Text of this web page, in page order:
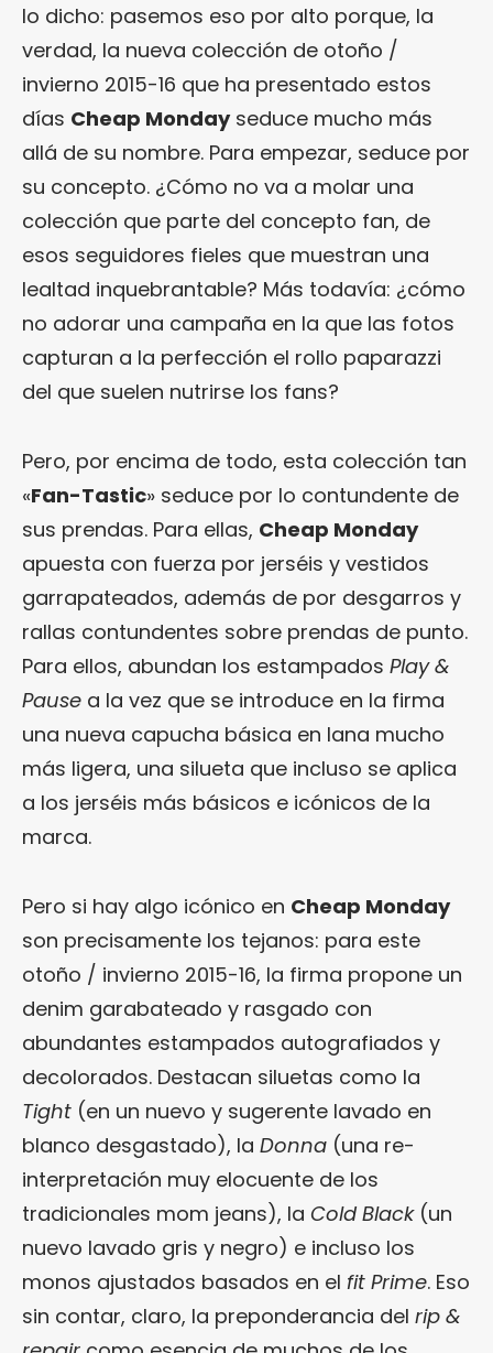
lo dicho: pasemos eso por alto porque, la
verdad, la nueva colección de otoño /
invierno 2015-16 que ha presentado estos
días Cheap Mondayseduce mucho más
allá de su nombre. Para empezar, seduce por
su concepto. ¿Cómo no va a molar una
colección que parte del concepto fan, de
esos seguidores fieles que muestran una
lealtad inquebrantable? Más todavía: ¿cómo
no adorar una campaña en la que las fotos
capturan a la perfección el rollo paparazzi
del que suelen nutrirse los fans?
Pero, por encima de todo, esta colección tan
«Fan-Tastic» seduce por lo contundente de
sus prendas. Para ellas, Cheap Monday
apuesta con fuerza por jerséis y vestidos
garrapateados, además de por desgarros y
rallas contundentes sobre prendas de punto.
Para ellos, abundan los estampados Play &
Pause a la vez que se introduce en la firma
una nueva capucha básica en lana mucho
más ligera, una silueta que incluso se aplica
a los jerséis más básicos e icónicos de la
marca.
Pero si hay algo icónico en Cheap Monday
son precisamente los tejanos: para este
otoño / invierno 2015-16, la firma propone un
denim garabateado y rasgado con
abundantes estampados autografiados y
decolorados. Destacan siluetas como la
Tight (en un nuevo y sugerente lavado en
blanco desgastado), la Donna (una re-
interpretación muy elocuente de los
tradicionales mom jeans), la Cold Black(un
nuevo lavado gris y negro) e incluso los
monos ajustados basados en el fit Prime. Eso
sin contar, claro, la preponderancia del rip &